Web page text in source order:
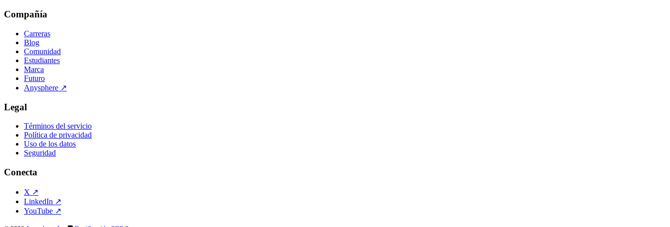
Compañía
Carreras
Blog
Comunidad
Estudiantes
Marca
Futuro
Anysphere ↗
Legal
Términos del servicio
Política de privacidad
Uso de los datos
Seguridad
Conecta
X ↗
LinkedIn ↗
YouTube ↗